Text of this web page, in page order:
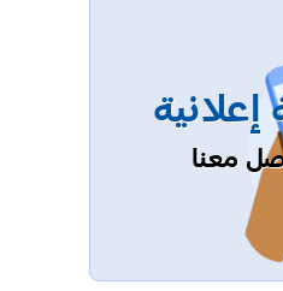
منى الشاذلى( وخارج نطاق
والفنان حجاج عبد العظيم
( وسهراية) مع
معنا